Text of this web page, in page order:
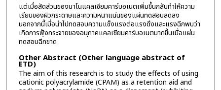
แต่เมื่อสัดส่วนของนาโนแคลเซียมคาร์บอเนตเพิ่มขึ้นกลับทำให้ความ
เรียบของผิวกระดาษและความหนาแน่นของแผ่นทดสอบลดลง
นอกจากนี้เมื่อนำไปทดสอบความแข็งแรงต่อแรงดึงและแรงฉีกพบว่า
เกิดการฟุ้งกระจายของอนุภาคแคลเซียมคาร์บอเนตมากขึ้นเมื่อแผ่น
ทดสอบฉีกขาด
Other Abstract (Other language abstract of
ETD)
The aim of this research is to study the effects of using
cationic polyacrylamide (CPAM) as a retention aid and